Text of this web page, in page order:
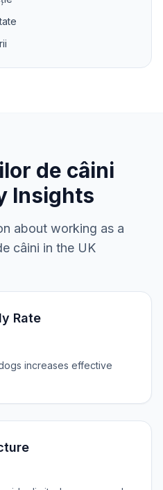
de câini
Insights
about working as a
câini in the UK
Rate
increases effective